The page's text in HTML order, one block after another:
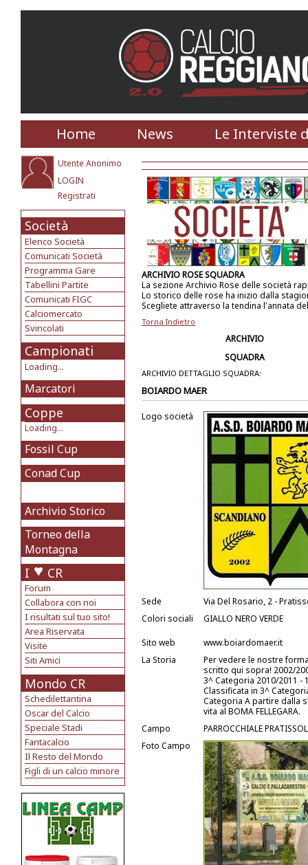
Home News Le Interviste
Utente Anonimo
LOGIN
Registrati
Società
Elenco Società
Comunicati Società
Programma Gare
Tabellini Partite
Comunicati FIGC
Calciomercato
Svincolati
Campionati
Loading...
Marcatori
Coppe
Loading...
Fossil Cup
Conad Cup
Archivio Storico
Torneo della
Montagna
I CR
Forum
Collabora con noi
I risultati sul tuo sito!
Area Riservata
Visite
Siti Amici
Mondo CR
Schedilettantina
Oscar del Calcio
Speciale Stadi
Fantacalcio
Il Resto del Mondo
Figli di un calcio minore
ARCHIVIO ROSE SQUADRA
La sezione Archivio Rose delle società
Lo storico delle rose ha inizio dalla
Scegliete attraverso la tendina l'annata
Torna Indietro
ARCHIVIO
SQUADRA
ARCHIVIO DETTAGLIO SQUADRA:
BOIARDO MAER
Logo società
Sede
Via Del Rosario, 2 -
Colori sociali
GIALLO NERO VERDE
Sito web
www.boiardomaer.it
La Storia
Per vedere le nostre
scritto qui sopra! 2002/
3^ Categoria 2010/2011 -
Classificata in 3^
Categoria A partire dalla
vita al BOMA FELLEGARA.
Campo
PARROCCHIALE
Foto Campo